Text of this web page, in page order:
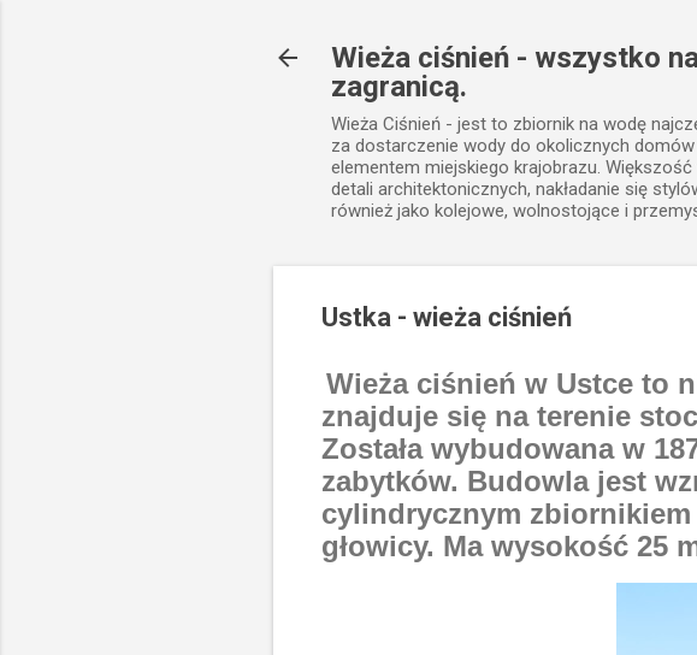
Wieża ciśnień - wszystko
zagranicą.
Wieża Ciśnień - jest to zbiornik na wodę
za dostarczenie wody do okolicznych
elementem miejskiego krajobrazu.
detali architektonicznych, nakładanie się
również jako kolejowe, wolnostojące i
Ustka - wieża ciśnień
Wieża ciśnień w Ustce to
znajduje się na terenie
Została wybudowana w
zabytków. Budowla jest
cylindrycznym
głowicy. Ma wysokość 25